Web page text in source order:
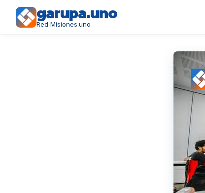
garupa.uno
Red Misiones.uno